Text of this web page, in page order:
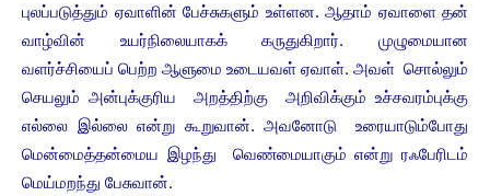
புலப்படுத்தும் ஏவாளின் பேச்சுகளும் உள்ளன. ஆதாம் ஏவாளை தன்
வாழ்வின் உயர்நிலையாகக் கருதுகிறார். முழுமையான
வளர்ச்சியைப் பெற்ற ஆளுமை உடையவள் ஏவாள். அவள் சொல்லும்
செயலும் அன்புக்குரிய அறத்திற்கு அறிவிக்கும் உச்சவரம்புக்கு
எல்லை இல்லை என்று கூறுவான். அவனோடு உரையாடும்போது
மென்மைத்தன்மைய இழந்து வெண்மையாகும் என்று ரஃபேரிடம்
மெய்மறந்து பேசுவான்.